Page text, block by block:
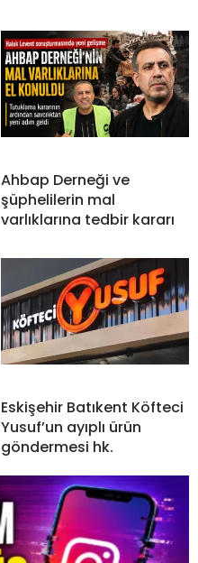
Ahbap Derneği ve
şüphelilerin mal
varlıklarına tedbir kararı
Eskişehir Batıkent Köfteci
Yusuf’un ayıplı ürün
göndermesi hk.